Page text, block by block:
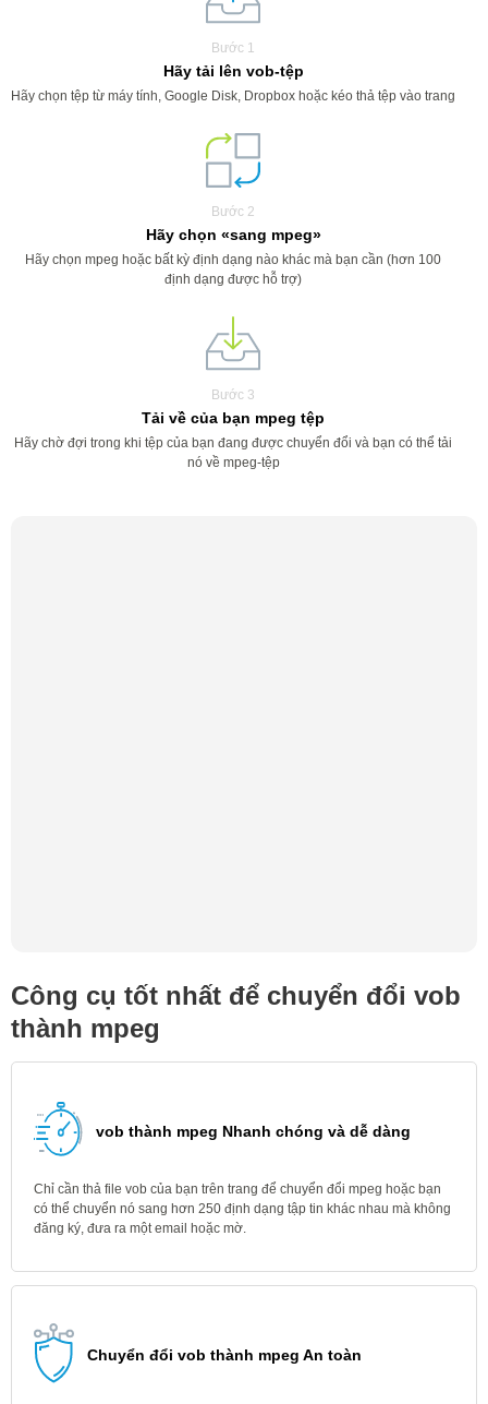
Bước 1
Hãy tải lên vob-tệp
Hãy chọn tệp từ máy tính, Google Disk, Dropbox hoặc kéo thả tệp vào trang
Bước 2
Hãy chọn «sang mpeg»
Hãy chọn mpeg hoặc bất kỳ định dạng nào khác mà bạn cần (hơn 100
định dạng được hỗ trợ)
Bước 3
Tải về của bạn mpeg tệp
Hãy chờ đợi trong khi tệp của bạn đang được chuyển đổi và bạn có thể tải
nó về mpeg-tệp
Công cụ tốt nhất để chuyển đổi vob
thành mpeg
vob thành mpeg Nhanh chóng và dễ dàng
Chỉ cần thả file vob của bạn trên trang để chuyển đổi mpeg hoặc bạn
có thể chuyển nó sang hơn 250 định dạng tập tin khác nhau mà không
đăng ký, đưa ra một email hoặc mờ.
Chuyển đổi vob thành mpeg An toàn